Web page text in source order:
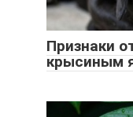
Признаки
крысиным